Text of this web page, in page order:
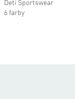
Deti Sportswear
6 farby